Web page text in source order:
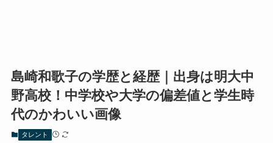
島崎和歌子の学歴と経歴｜出身は明大中
野高校！中学校や大学の偏差値と学生時
代のかわいい画像
タレント